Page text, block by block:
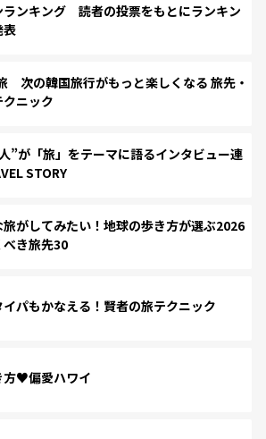
ランキング 読者の投票をもとにランキン
表
次の韓国旅行がもっと楽しくなる 旅先・
ニック
”が「旅」をテーマに語るインタビュー連
STORY
がしてみたい！地球の歩き方が選ぶ2026
き旅先30
パもかなえる！賢者の旅テクニック
方♥偏愛ハワイ